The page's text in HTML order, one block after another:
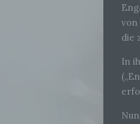
von
die
In